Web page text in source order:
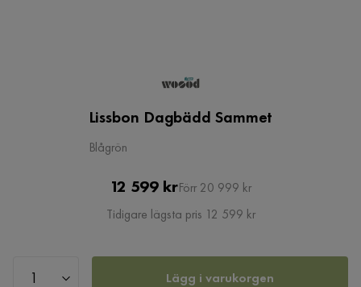
Lissbon Dagbädd Sammet
Blågrön
Pris
12 599 krOriginal
Pris
Förr 20 999 kr
Tidigare lägsta pris 12 599 kr
Lägg i varukorgen